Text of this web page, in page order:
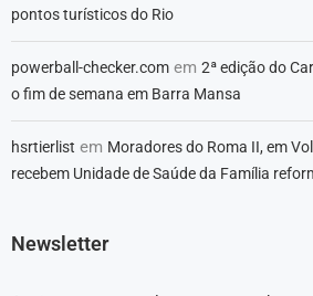
pontos turísticos do Rio
powerball-checker.com em 2ª edição do
o fim de semana em Barra Mansa
hsrtierlist em Moradores do Roma II, em
recebem Unidade de Saúde da Família
Newsletter